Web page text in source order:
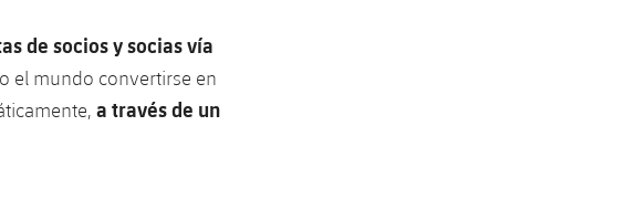
de socios y socias vía
el mundo convertirse en
a través de un
EXTERNO